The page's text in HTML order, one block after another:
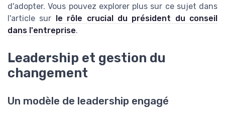
d'adopter. Vous pouvez explorer plus sur ce sujet dans
l'article sur
le rôle crucial du président du conseil
dans l'entreprise.
Leadership et gestion du
changement
Un modèle de leadership engagé